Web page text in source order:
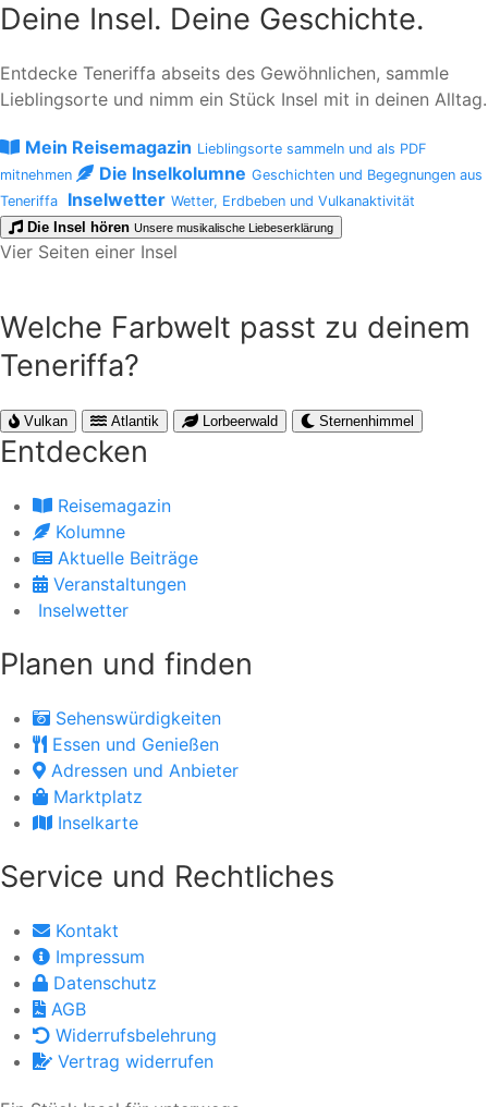
Deine Insel. Deine Geschichte.
Entdecke Teneriffa abseits des Gewöhnlichen, sammle
Lieblingsorte und nimm ein Stück Insel mit in deinen Alltag.
Mein Reisemagazin Lieblingsorte sammeln und als PDF
mitnehmen
Die Inselkolumne Geschichten und Begegnungen aus
Teneriffa
Inselwetter Wetter, Erdbeben und Vulkanaktivität
Die Insel hören Unsere musikalische Liebeserklärung
Vier Seiten einer Insel
Welche Farbwelt passt zu deinem
Teneriffa?
Vulkan Atlantik Lorbeerwald Sternenhimmel
Entdecken
Reisemagazin
Kolumne
Aktuelle Beiträge
Veranstaltungen
Inselwetter
Planen und finden
Sehenswürdigkeiten
Essen und Genießen
Adressen und Anbieter
Marktplatz
Inselkarte
Service und Rechtliches
Kontakt
Impressum
Datenschutz
AGB
Widerrufsbelehrung
Vertrag widerrufen